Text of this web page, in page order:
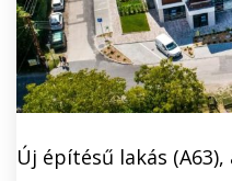
Új építésű lakás